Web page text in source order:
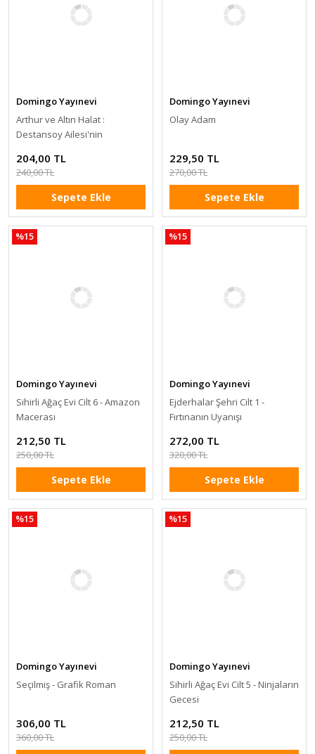
Domingo Yayınevi
Arthur ve Altın Halat :
Destansoy Ailesi'nin
204,00 TL
240,00 TL
Sepete Ekle
Domingo Yayınevi
Olay Adam
229,50 TL
270,00 TL
Sepete Ekle
%15
Domingo Yayınevi
Sihirli Ağaç Evi Cilt 6 - Amazon
Macerası
212,50 TL
250,00 TL
Sepete Ekle
%15
Domingo Yayınevi
Ejderhalar Şehri Cilt 1 -
Fırtınanın Uyanışı
272,00 TL
320,00 TL
Sepete Ekle
%15
Domingo Yayınevi
Seçilmiş - Grafik Roman
306,00 TL
360,00 TL
%15
Domingo Yayınevi
Sihirli Ağaç Evi Cilt 5 - Ninjaların
Gecesi
212,50 TL
250,00 TL